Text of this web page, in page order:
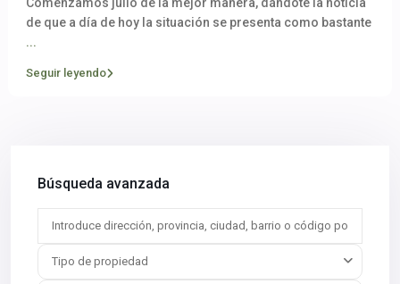
Comenzamos julio de la mejor manera, dándote la noticia
de que a día de hoy la situación se presenta como bastante
...
Seguir leyendo
Búsqueda avanzada
Tipo de propiedad